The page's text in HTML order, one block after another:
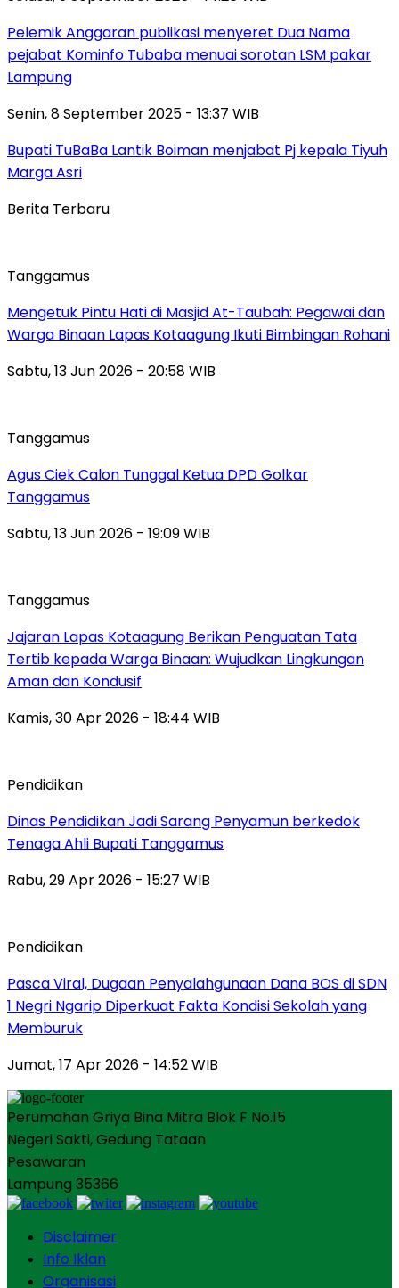
Pelemik Anggaran publikasi menyeret Dua Nama
pejabat Kominfo Tubaba menuai sorotan LSM pakar
Lampung
Senin, 8 September 2025 - 13:37 WIB
Bupati TuBaBa Lantik Boiman menjabat Pj kepala Tiyuh
Marga Asri
Berita Terbaru
Tanggamus
Mengetuk Pintu Hati di Masjid At-Taubah: Pegawai dan
Warga Binaan Lapas Kotaagung Ikuti Bimbingan Rohani
Sabtu, 13 Jun 2026 - 20:58 WIB
Tanggamus
Agus Ciek Calon Tunggal Ketua DPD Golkar
Tanggamus
Sabtu, 13 Jun 2026 - 19:09 WIB
Tanggamus
Jajaran Lapas Kotaagung Berikan Penguatan Tata
Tertib kepada Warga Binaan: Wujudkan Lingkungan
Aman dan Kondusif
Kamis, 30 Apr 2026 - 18:44 WIB
Pendidikan
Dinas Pendidikan Jadi Sarang Penyamun berkedok
Tenaga Ahli Bupati Tanggamus
Rabu, 29 Apr 2026 - 15:27 WIB
Pendidikan
Pasca Viral, Dugaan Penyalahgunaan Dana BOS di SDN
1 Negri Ngarip Diperkuat Fakta Kondisi Sekolah yang
Memburuk
Jumat, 17 Apr 2026 - 14:52 WIB
Perumahan Griya Bina Mitra Blok F No.15
Negeri Sakti, Gedung Tataan
Pesawaran
Lampung 35366
Disclaimer
Info Iklan
Organisasi